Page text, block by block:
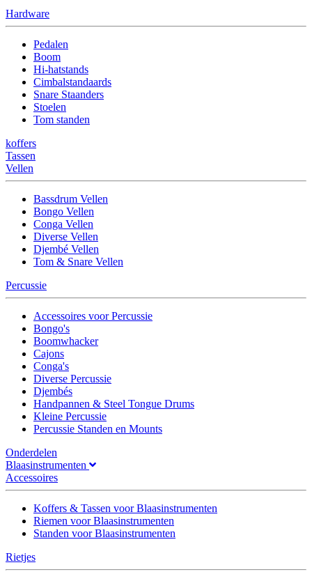
Hardware
Pedalen
Boom
Hi-hatstands
Cimbalstandaards
Snare Staanders
Stoelen
Tom standen
koffers
Tassen
Vellen
Bassdrum Vellen
Bongo Vellen
Conga Vellen
Diverse Vellen
Djembé Vellen
Tom & Snare Vellen
Percussie
Accessoires voor Percussie
Bongo's
Boomwhacker
Cajons
Conga's
Diverse Percussie
Djembés
Handpannen & Steel Tongue Drums
Kleine Percussie
Percussie Standen en Mounts
Onderdelen
Blaasinstrumenten
Accessoires
Koffers & Tassen voor Blaasinstrumenten
Riemen voor Blaasinstrumenten
Standen voor Blaasinstrumenten
Rietjes